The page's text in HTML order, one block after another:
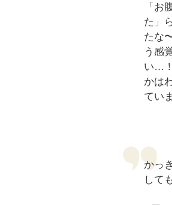
「お
た」
たな
う感
い…
かは
てい
かっ
して